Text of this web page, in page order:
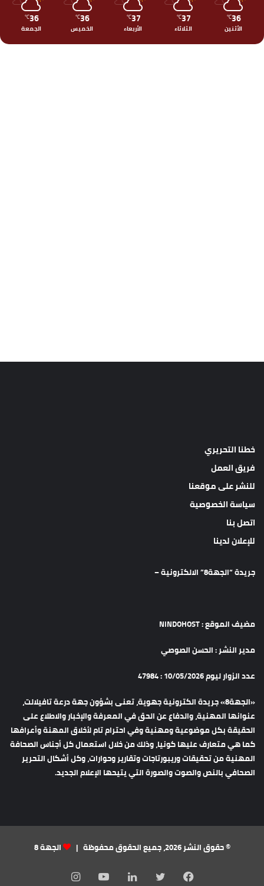
36
℃
الأثنين
37
℃
الثلاثاء
37
℃
الأربعاء
36
℃
الخميس
36
℃
الجمعة
خطنا التحريري
فريق العمل
للنشر على موقعنا
سياسة الخصوصية
اتصل بنا
للإعلان لدينا
جريدة “الجهة8” الالكترونية –
مضيف الموقع : NINDOHOST
مدير النشر : الحسن الصوصي
عدد الزوار ليوم 10/05/2026 : 47984
«الجهة8» جريدة الكترونية جهوية، تعنى بشؤون جهة درعة تافيلالت،
عنوانها المهنية، والدفاع عن الحق في المعرفة والإخبار والاطلاع على
الحقيقة بكل موضوعية ومهنية وفي احترام تام لأخلاق المهنة وأعرافها
كما هي متعارف عليها كونيا، وذلك من خلال استعمال كل أجناس الصحافة
المهنية من تحقيقات وريبورتاجات وتقارير وحوارات، وكل أشكال التحرير
الصحافي بالنص والصوت والصورة التي يتيحها الإعلام الجديد.
© حقوق النشر 2026، جميع الحقوق محفوظة | الجهة 8